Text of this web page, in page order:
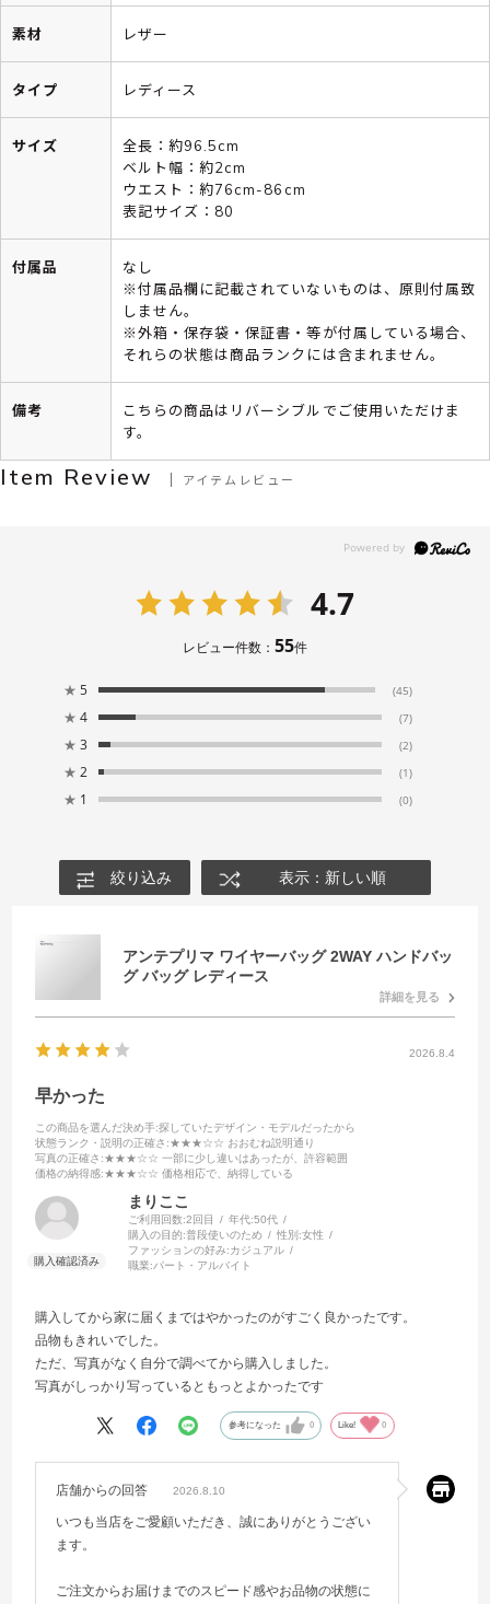
素材 レザー
タイプ レディース
サイズ
全長：約96.5cm
ベルト幅：約2cm
ウエスト：約76cm-86cm
表記サイズ：80
付属品
なし
※付属品欄に記載されていないものは、原則付属致
しません。
※外箱・保存袋・保証書・等が付属している場合、
それらの状態は商品ランクには含まれません。
備考
こちらの商品はリバーシブルでご使用いただけま
す。
Item Review アイテムレビュー
4.7
レビュー件数： 55件
★ 5 (45)
★ 4 (7)
★ 3 (2)
★ 2 (1)
★ 1 (0)
絞り込み 表示：新しい順
アンテプリマ ワイヤーバッグ 2WAY ハンドバッ
グ バッグ レディース
詳細を見る
2026.8.4
早かった
この商品を選んだ決め手:探していたデザイン・モデルだったから
状態ランク・説明の正確さ :★★★☆☆ おおむね説明通り
写真の正確さ :★★★☆☆ 一部に少し違いはあったが、許容範囲
価格の納得感:★★★☆☆ 価格相応で、納得している
まりここ
ご利用回数:2回目 年代:50代
購入の目的:普段使いのため 性別:女性
ファッションの好み:カジュアル
職業:パート・アルバイト
購入してから家に届くまではやかったのがすごく良かったです。
品物もきれいでした。
ただ、写真がなく自分で調べてから購入しました。
写真がしっかり写っているともっとよかったです
参考になった 0 Like! 0
店舗からの回答 2026.8.10
いつも当店をご愛顧いただき、誠にありがとうござい
ます。
ご注文からお届けまでのスピード感やお品物の状態に